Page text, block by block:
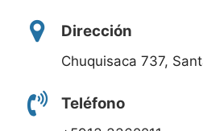
Dirección
Chuquisaca 737,
Teléfono